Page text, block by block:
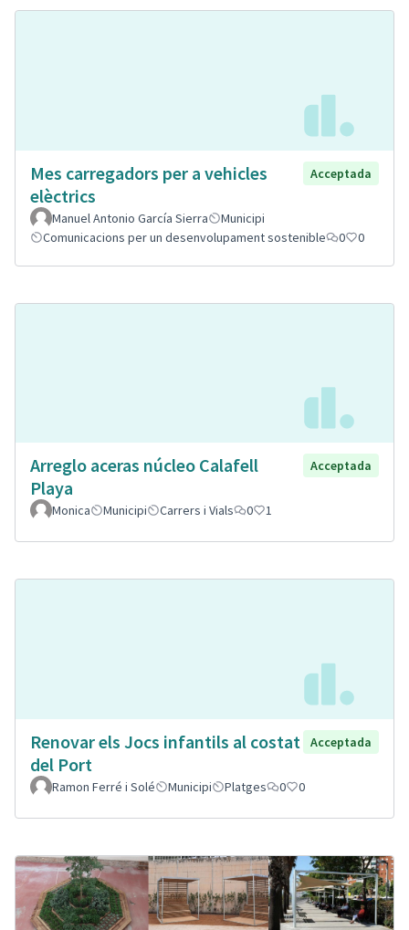
Mes carregadors per a vehicles
elèctrics
Acceptada
Manuel Antonio García Sierra
Municipi
Comunicacions per un desenvolupament sostenible
0 0
Arreglo aceras núcleo Calafell
Playa
Acceptada
Monica Municipi Carrers i Vials 0 1
Renovar els Jocs infantils al costat
del Port
Acceptada
Ramon Ferré i Solé Municipi Platges 0 0